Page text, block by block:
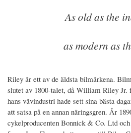
As old as the
—
as modern as
Riley är ett av de äldsta bilmärkena.
slutet av 1800-talet, då William Riley Jr.
hans vävindustri hade sett sina bästa
att satsa på en annan näringsgren. År
cykelproducenten Bonnick & Co. Ltd